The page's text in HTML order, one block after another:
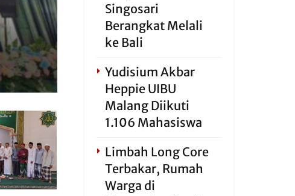
Singosari
Berangkat Melali
ke Bali
Yudisium Akbar
Heppie UIBU
Malang Diikuti
1.106 Mahasiswa
Limbah Long Core
Terbakar, Rumah
Warga di